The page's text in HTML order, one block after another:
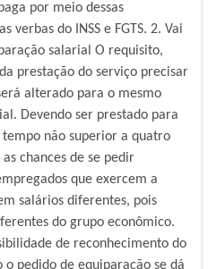
por meio dessas
verbas do INSS e FGTS. 2. Vai
salarial O requisito,
prestação do serviço precisar
alterado para o mesmo
Devendo ser prestado para
tempo não superior a quatro
chances de se pedir
que exercem a
salários diferentes, pois
do grupo econômico.
de reconhecimento do
o pedido de equiparação se dá